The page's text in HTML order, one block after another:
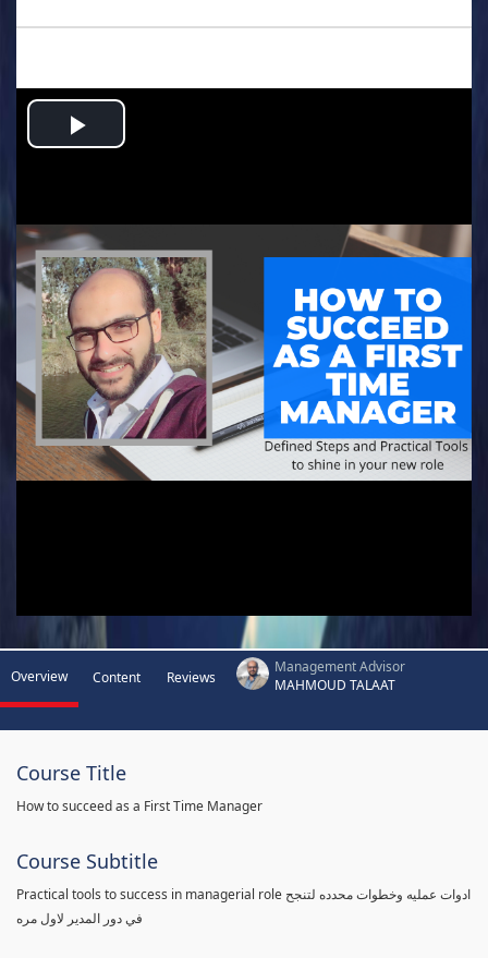
Play
Overview Content Reviews
Management Advisor
MAHMOUD TALAAT
Course Title
How to succeed as a First Time Manager
Course Subtitle
Practical tools to success in managerial role ادوات عمليه وخطوات محدده لتنجح
في دور المدير لاول مره